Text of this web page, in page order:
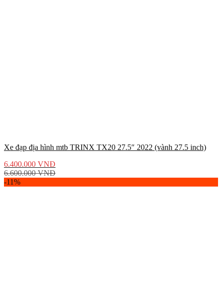
Xe đạp địa hình mtb TRINX TX20 27.5″ 2022 (vành 27.5 inch)
6.400.000 VNĐ
6.600.000VNĐ
-11%